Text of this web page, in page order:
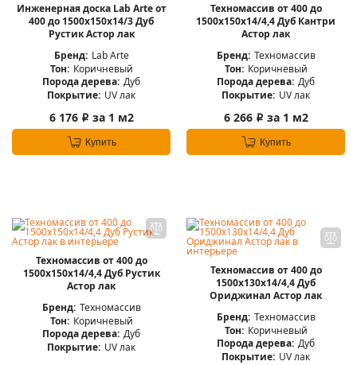
Инженерная доска Lab Arte от
400 до 1500х150х14/3 Дуб
Рустик Астор лак
Бренд: Lab Arte
Тон: Коричневый
Порода дерева: Дуб
Покрытие: UV лак
6 176 i за 1 м2
Купить
Техномассив от 400 до
1500х150х14/4,4 Дуб Кантри
Астор лак
Бренд: Техномассив
Тон: Коричневый
Порода дерева: Дуб
Покрытие: UV лак
6 266 i за 1 м2
Купить
Техномассив от 400 до
1500х150х14/4,4 Дуб Рустик
Астор лак
Бренд: Техномассив
Тон: Коричневый
Порода дерева: Дуб
Покрытие: UV лак
Техномассив от 400 до
1500х130х14/4,4 Дуб
Ориджинал Астор лак
Бренд: Техномассив
Тон: Коричневый
Порода дерева: Дуб
Покрытие: UV лак